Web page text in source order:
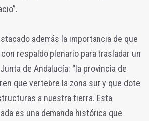
además la importancia de que
respaldo plenario para trasladar un
de Andalucía: “la provincia de
que vertebre la zona sur y que dote
a nuestra tierra. Esta
es una demanda histórica que